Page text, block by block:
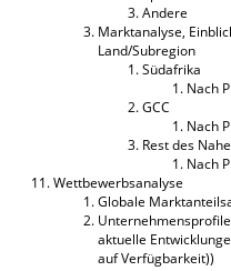
Andere
Marktanalyse,
Land/Subregion
Südafrika
Nach
GCC
Nach
Rest des
Nach
Wettbewerbsanalyse
Globale
aktuelle
auf Verfügbarkeit))